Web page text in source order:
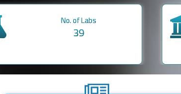
Date of Establishment
7th August, 2006